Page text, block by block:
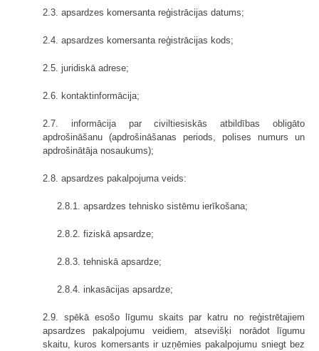
2.3. apsardzes komersanta reģistrācijas datums;
2.4. apsardzes komersanta reģistrācijas kods;
2.5. juridiskā adrese;
2.6. kontaktinformācija;
2.7. informācija par civiltiesiskās atbildības obligāto
apdrošināšanu (apdrošināšanas periods, polises numurs un
apdrošinātāja nosaukums);
2.8. apsardzes pakalpojuma veids:
2.8.1. apsardzes tehnisko sistēmu ierīkošana;
2.8.2. fiziskā apsardze;
2.8.3. tehniskā apsardze;
2.8.4. inkasācijas apsardze;
2.9. spēkā esošo līgumu skaits par katru no reģistrētajiem
apsardzes pakalpojumu veidiem, atsevišķi norādot līgumu
skaitu, kuros komersants ir uzņēmies pakalpojumu sniegt bez